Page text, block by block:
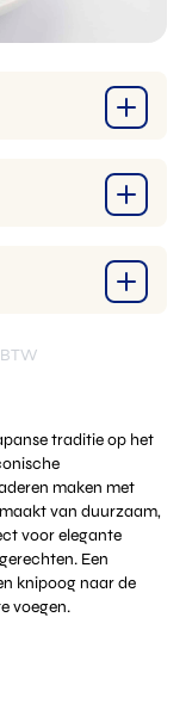
traditie op het
maken met
van duurzaam,
voor elegante
Een
knipoog naar de
voegen.